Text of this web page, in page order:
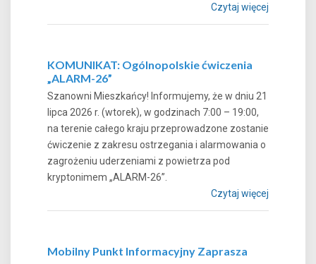
Czytaj więcej
KOMUNIKAT: Ogólnopolskie ćwiczenia
„ALARM-26”
Szanowni Mieszkańcy! Informujemy, że w dniu 21
lipca 2026 r. (wtorek), w godzinach 7:00 – 19:00,
na terenie całego kraju przeprowadzone zostanie
ćwiczenie z zakresu ostrzegania i alarmowania o
zagrożeniu uderzeniami z powietrza pod
kryptonimem „ALARM-26”.
Czytaj więcej
Mobilny Punkt Informacyjny Zaprasza